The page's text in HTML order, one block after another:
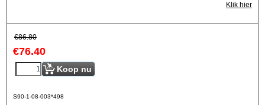
Klik hier
€86.80
€76.40
Koop nu
S90-1-08-003*498